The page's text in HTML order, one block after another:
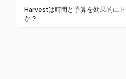
レーニングや技術への投資を
ることで、企業は戦略を適応
維持できます。
Harvestは予定された時間と実
グし、プロジェクト効率に関
Harvestは時間と予算を効果的に
か？